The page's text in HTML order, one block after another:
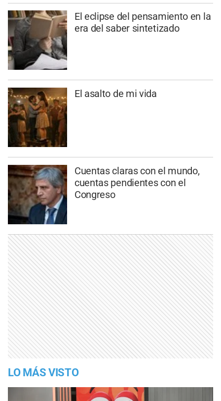
El eclipse del pensamiento en la
era del saber sintetizado
El asalto de mi vida
Cuentas claras con el mundo,
cuentas pendientes con el
Congreso
LO MÁS VISTO